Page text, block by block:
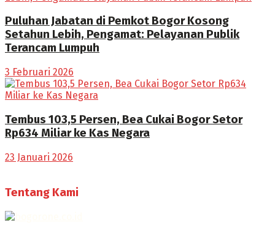
Puluhan Jabatan di Pemkot Bogor Kosong
Setahun Lebih, Pengamat: Pelayanan Publik
Terancam Lumpuh
3 Februari 2026
Tembus 103,5 Persen, Bea Cukai Bogor Setor
Rp634 Miliar ke Kas Negara
23 Januari 2026
Tentang Kami